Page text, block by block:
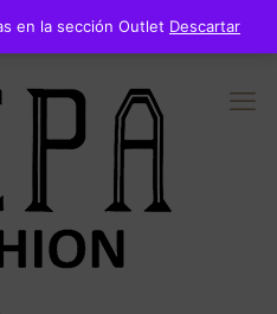
en la sección Outlet Descartar